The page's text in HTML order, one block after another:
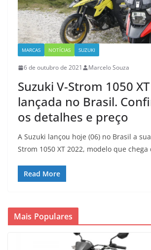
MARCAS NOTÍCIAS SUZUKI
6 de outubro de 2021 Marcelo Souza
Suzuki V-Strom 1050
lançada no Brasil.
os detalhes e preço
A Suzuki lançou hoje (06) no Brasil a
Strom 1050 XT 2022, modelo que chega
Read More
Mais Populares